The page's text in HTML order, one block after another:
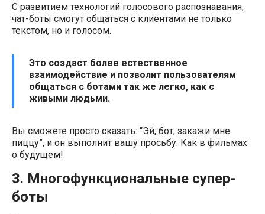
С развитием технологий голосового распознавания,
чат-боты смогут общаться с клиентами не только
текстом, но и голосом.
Это создаст более естественное
взаимодействие и позволит пользователям
общаться с ботами так же легко, как с
живыми людьми.
Вы сможете просто сказать: “Эй, бот, закажи мне
пиццу”, и он выполнит вашу просьбу. Как в фильмах
о будущем!
3. Многофункциональные супер-
боты